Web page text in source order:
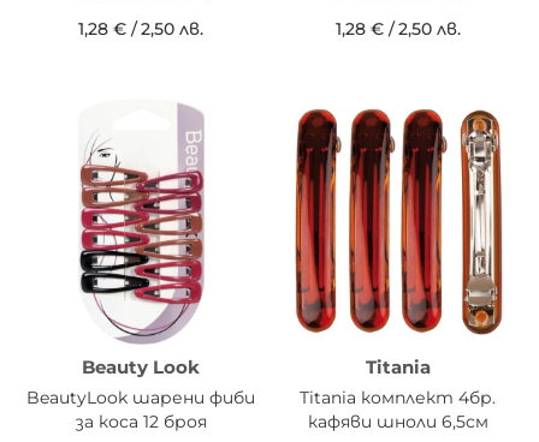
1,28 € /2,50 лв. 1,28 €/2,50 лв.
Beauty Look
BeautyLook шарени фиби
за коса 12 броя
Titania
Titania комплект 4бр.
кафяви шноли 6,5см